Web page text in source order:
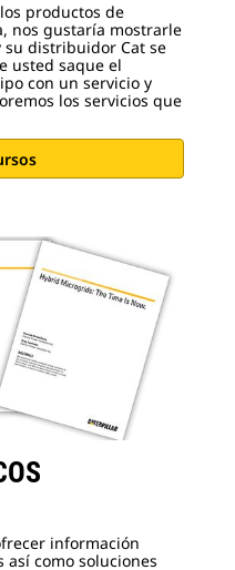
productos de
nos gustaría mostrarle
su distribuidor Cat se
usted saque el
con un servicio y
los servicios que
información
así como soluciones